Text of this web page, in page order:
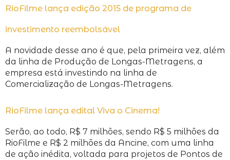
RioFilme lança edição 2015 de programa de
investimento reembolsável
A novidade desse ano é que, pela primeira vez, além
da linha de Produção de Longas-Metragens, a
empresa está investindo na linha de
Comercialização de Longas-Metragens.
RioFilme lança edital Viva o Cinema!
Serão, ao todo, R$ 7 milhões, sendo R$ 5 milhões da
RioFilme e R$ 2 milhões da Ancine, com uma linha
de ação inédita, voltada para projetos de Pontos de